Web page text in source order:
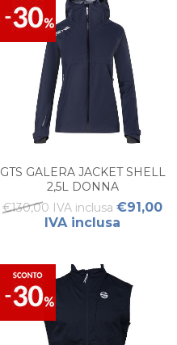
GTS GALERA JACKET SHELL
2,5L DONNA
€130,00 IVA inclusa €91,00
IVA inclusa